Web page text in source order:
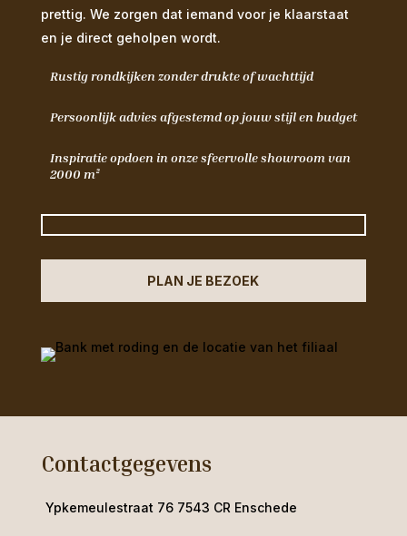
prettig. We zorgen dat iemand voor je klaarstaat
en je direct geholpen wordt.
Rustig rondkijken zonder drukte of wachttijd
Persoonlijk advies afgestemd op jouw stijl en budget
Inspiratie opdoen in onze sfeervolle showroom van
2000 m²
PLAN JE BEZOEK
Contactgegevens
Ypkemeulestraat 76 7543 CR Enschede